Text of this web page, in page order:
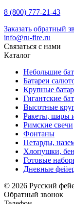
8 (800) 777-21-43
Заказать обратный
info@ru-fire.ru
Связаться с нами
Каталог
Небольшие
Батареи
Крупные
Гигантские
Высотные
Ракеты, шары
Римские свечи
Фонтаны
Петарды,
Хлопушки,
Готовые
Дневные
© 2026 Русский
Обратный звонок